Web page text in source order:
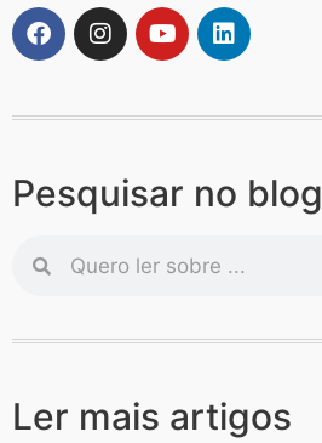
Pesquisar no blog
Ler mais artigos